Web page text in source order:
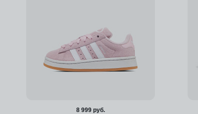
8 999 руб.